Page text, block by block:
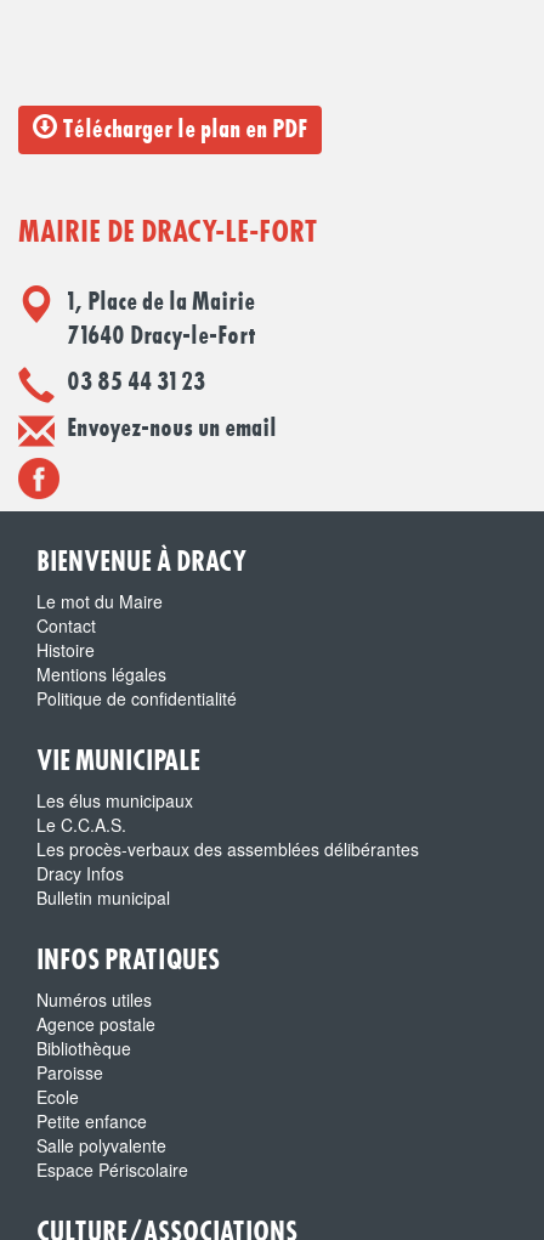
Télécharger le plan en PDF
MAIRIE DE DRACY-LE-FORT
1, Place de la Mairie
71640 Dracy-le-Fort
03 85 44 31 23
Envoyez-nous un email
BIENVENUE À DRACY
Le mot du Maire
Contact
Histoire
Mentions légales
Politique de confidentialité
VIE MUNICIPALE
Les élus municipaux
Le C.C.A.S.
Les procès-verbaux des assemblées délibérantes
Dracy Infos
Bulletin municipal
INFOS PRATIQUES
Numéros utiles
Agence postale
Bibliothèque
Paroisse
Ecole
Petite enfance
Salle polyvalente
Espace Périscolaire
CULTURE/ASSOCIATIONS